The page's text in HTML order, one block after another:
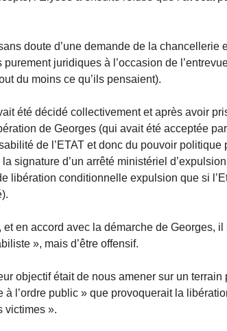
doute d’une demande de la chancellerie
juridiques à l’occasion de
du moins ce qu’ils pensaient).
été décidé collectivement et après avoir
de Georges (qui avait été acceptée
de l’ETAT et donc du pouvoir
signature d’un arrêté ministériel
libération conditionnelle expulsion que si
en accord avec la démarche de Georges, il
», mais d’être offensif.
objectif était de nous amener sur un terrain
l’ordre public » que provoquerait la
victimes ».